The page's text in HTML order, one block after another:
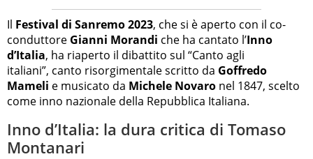
Il Festival di Sanremo 2023, che si è aperto con il co-
conduttore Gianni Morandi che ha cantato l’Inno
d’Italia, ha riaperto il dibattito sul “Canto agli
italiani”, canto risorgimentale scritto da Goffredo
Mameli e musicato da Michele Novaro nel 1847, scelto
come inno nazionale della Repubblica Italiana.
Inno d’Italia: la dura critica di Tomaso
Montanari